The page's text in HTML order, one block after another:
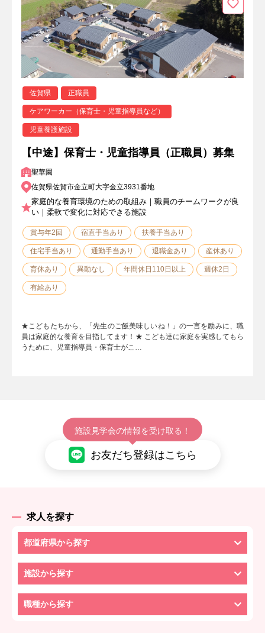
佐賀県 正職員
ケアワーカー（保育士・児童指導員など）
児童養護施設
【中途】保育士・児童指導員（正職員）募集
聖華園
佐賀県佐賀市金立町大字金立3931番地
家庭的な養育環境のための取組み｜職員のチームワークが良
い｜柔軟で変化に対応できる施設
賞与年2回 宿直手当あり 扶養手当あり
住宅手当あり 通勤手当あり 退職金あり 産休あり
育休あり 異動なし 年間休日110日以上 週休2日
有給あり
★こどもたちから、「先生のご飯美味しいね！」の一言を励みに、職
員は家庭的な養育を目指してます！★ こども達に家庭を実感してもら
うために、児童指導員・保育士がこ…
施設見学会の情報を受け取る！
お友だち登録はこちら
求人を探す
都道府県から探す
施設から探す
職種から探す